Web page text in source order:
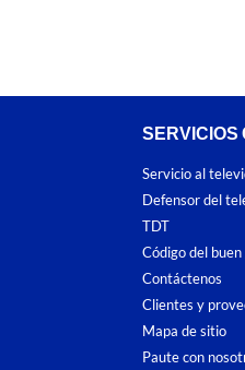
SERVICIOS
Servicio al
Defensor del
TDT
Código del
Contáctenos
Clientes y
Mapa de sitio
Paute con